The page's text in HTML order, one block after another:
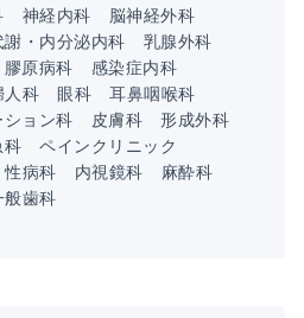
神経内科
脳神経外科
謝・内分泌内科
乳腺外科
膠原病科
感染症内科
人科 眼科
耳鼻咽喉科
ション科 皮膚科
形成外科
科
ペインクリニック
性病科 内視鏡科
麻酔科
般歯科